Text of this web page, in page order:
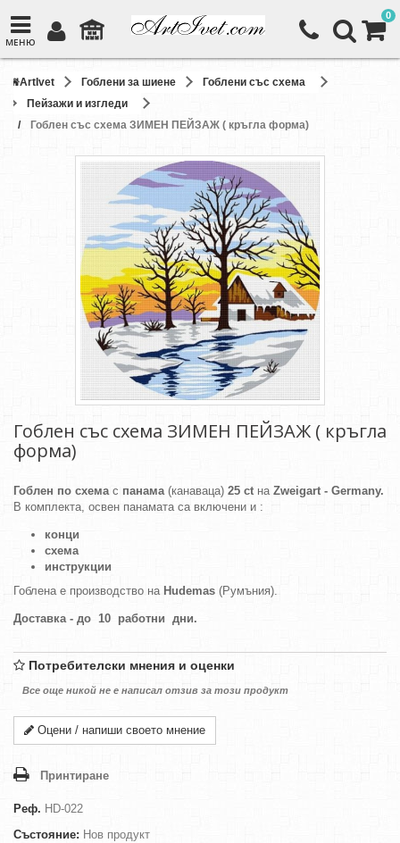
МЕНЮ
0
ArtIvet Гоблени за шиене
Гоблени със схема
Пейзажи и изгледи
Гоблен със схема ЗИМЕН ПЕЙЗАЖ ( кръгла форма)
Гоблен със схема ЗИМЕН ПЕЙЗАЖ ( кръгла
форма)
Гоблен по схемас панама(канаваца) 25 ct на Zweigart - Germany.
В комплекта, освен панамата са включени и :
конци
схема
инструкции
Гоблена е производство на Hudemas (Румъния).
Доставка - до 10 работни дни.
Потребителски мнения и оценки
Все още никой не е написал отзив за този продукт
Оцени / напиши своето мнение
Принтиране
Реф. HD-022
Състояние: Нов продукт